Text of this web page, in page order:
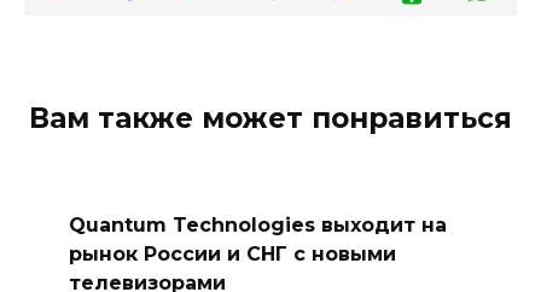
Вам также может понравиться
Quantum Technologies выходит на
рынок России и СНГ с новыми
телевизорами